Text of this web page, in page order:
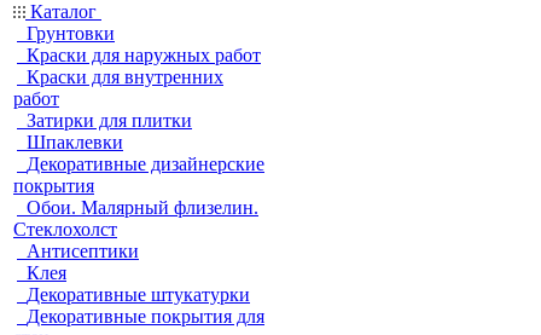
Каталог
Грунтовки
Краски для наружных работ
Краски для внутренних
работ
Затирки для плитки
Шпаклевки
Декоративные дизайнерские
покрытия
Обои. Малярный флизелин.
Стеклохолст
Антисептики
Клея
Декоративные штукатурки
Декоративные покрытия для